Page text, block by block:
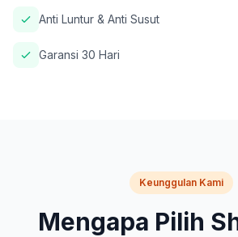
Anti Luntur & Anti Susut
Garansi 30 Hari
Keunggulan Kami
Mengapa Pilih